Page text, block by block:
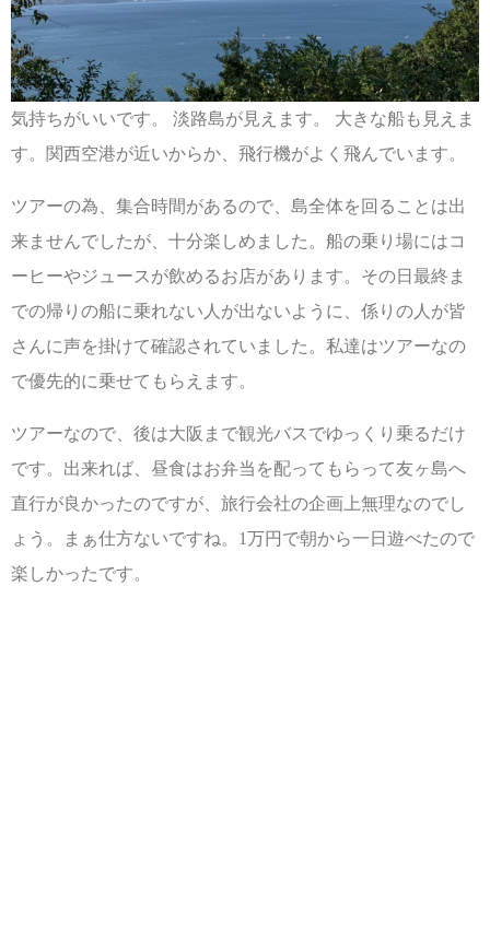
気持ちがいいです。 淡路島が見えます。 大きな船も見えま
す。関西空港が近いからか、飛行機がよく飛んでいます。
ツアーの為、集合時間があるので、島全体を回ることは出
来ませんでしたが、十分楽しめました。船の乗り場にはコ
ーヒーやジュースが飲めるお店があります。その日最終ま
での帰りの船に乗れない人が出ないように、係りの人が皆
さんに声を掛けて確認されていました。私達はツアーなの
で優先的に乗せてもらえます。
ツアーなので、後は大阪まで観光バスでゆっくり乗るだけ
です。出来れば、昼食はお弁当を配ってもらって友ヶ島へ
直行が良かったのですが、旅行会社の企画上無理なのでし
ょう。まぁ仕方ないですね。1万円で朝から一日遊べたので
楽しかったです。